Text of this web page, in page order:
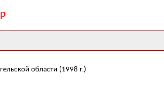
области (1998 г.)